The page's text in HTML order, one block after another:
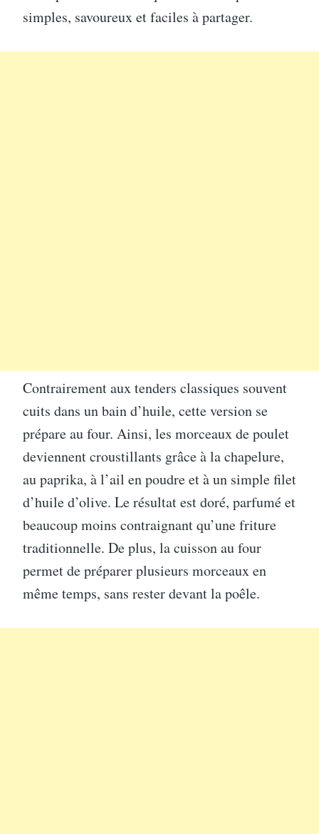
simples, savoureux et faciles à partager.
Contrairement aux tenders classiques souvent
cuits dans un bain d’huile, cette version se
prépare au four. Ainsi, les morceaux de poulet
deviennent croustillants grâce à la chapelure,
au paprika, à l’ail en poudre et à un simple filet
d’huile d’olive. Le résultat est doré, parfumé et
beaucoup moins contraignant qu’une friture
traditionnelle. De plus, la cuisson au four
permet de préparer plusieurs morceaux en
même temps, sans rester devant la poêle.